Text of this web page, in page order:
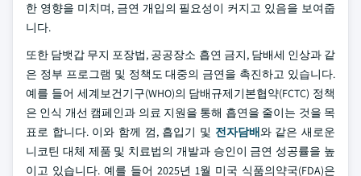
한 영향을 미치며, 금연 개입의 필요성이 커지고 있음을 보여줍
니다.
또한 담뱃갑 무지 포장법, 공공장소 흡연 금지, 담배세 인상과 같
은 정부 프로그램 및 정책도 대중의 금연을 촉진하고 있습니다.
예를 들어 세계보건기구(WHO)의 담배규제기본협약(FCTC) 정책
은 인식 개선 캠페인과 의료 지원을 통해 흡연을 줄이는 것을 목
표로 합니다. 이와 함께 껌, 흡입기 및 전자담배와 같은 새로운
니코틴 대체 제품 및 치료법의 개발과 승인이 금연 성공률을 높
이고 있습니다. 예를 들어 2025년 1월 미국 식품의약국(FDA)은